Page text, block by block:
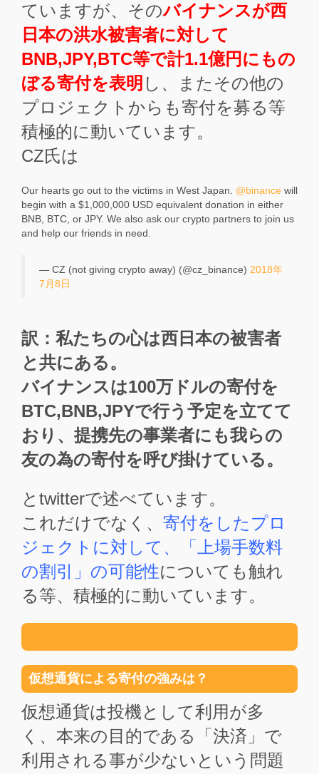
ていますが、そのバイナンスが西
日本の洪水被害者に対して
BNB,JPY,BTC等で計1.1億円にもの
ぼる寄付を表明 し、またその他の
プロジェクトからも寄付を募る等
積極的に動いています。
CZ氏は
Our hearts go out to the victims in West Japan. @binance will
begin with a $1,000,000 USD equivalent donation in either
BNB, BTC, or JPY. We also ask our crypto partners to join us
and help our friends in need.
— CZ (not giving crypto away) (@cz_binance) 2018年
7月8日
訳：私たちの心は西日本の被害者
と共にある。
バイナンスは100万ドルの寄付を
BTC,BNB,JPYで行う予定を立てて
おり、提携先の事業者にも我らの
友の為の寄付を呼び掛けている。
とtwitterで述べています。
これだけでなく、 寄付をしたプロ
ジェクトに対して、「上場手数料
の割引」の可能性についても触れ
る等、積極的に動いています。
仮想通貨による寄付の強みは？
仮想通貨は投機として利用が多
く、本来の目的である「決済」で
利用される事が少ないという問題